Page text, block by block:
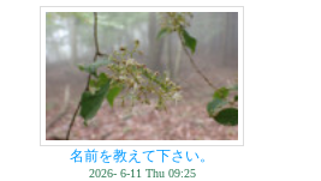
名前を教えて下さい。
2026- 6-11 Thu 09:25